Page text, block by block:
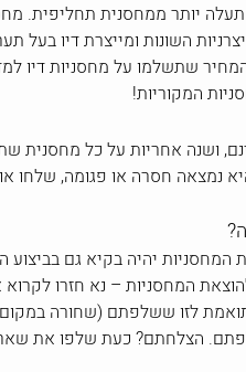
יותר ממחסנית תחליפית.
השונות ומייצרת דיו בעל
שתשלמו על מחסניות
נמצאה חסרה או פגומה, שלחו
יהיה בקיא גם
המחסניות – נא חזרו
הצלחתם? כעת שלפו את